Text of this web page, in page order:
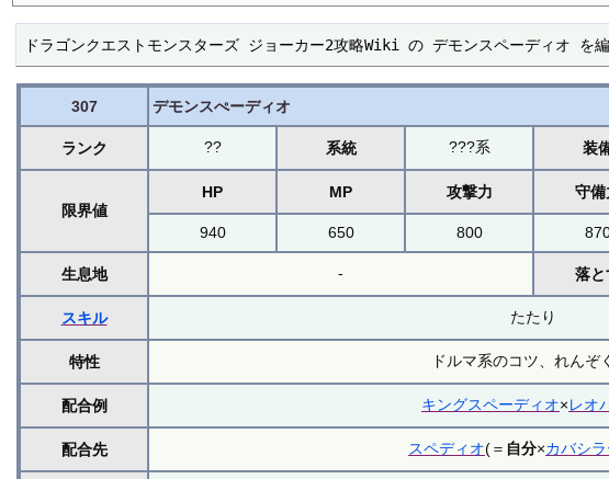
ドラゴンクエストモンスターズ ジョーカー2攻略Wiki の デモンスペーディオ を編
307 デモンスぺーディオ
ランク ?? 系統 ???系 装
限界値
HP MP 攻撃力 守備
940 650 800
生息地 - 落と
スキル たたり
特性 ドルマ系のコツ、れんぞ
配合例 キングスペーディオ×レオ
配合先 スペディオ(＝ 自分×カバシ